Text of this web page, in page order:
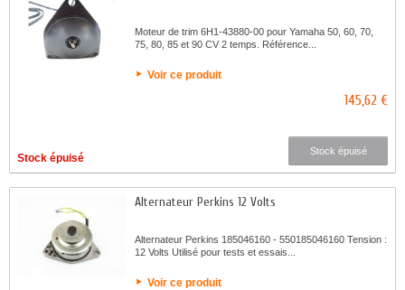
Moteur de trim 6H1-43880-00 pour Yamaha 50, 60, 70,
75, 80, 85 et 90 CV 2 temps. Référence...
Voir ce produit
145,62 €
Stock épuisé
Stock épuisé
Alternateur Perkins 12 Volts
Alternateur Perkins 185046160 - 550185046160 Tension :
12 Volts Utilisé pour tests et essais...
Voir ce produit